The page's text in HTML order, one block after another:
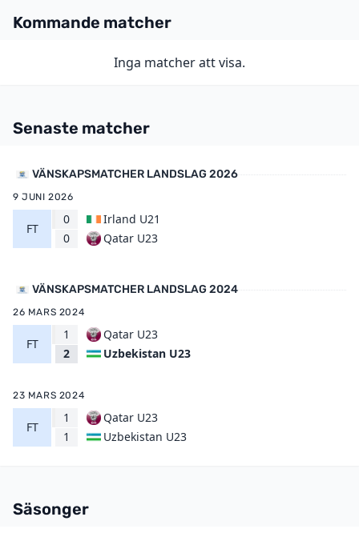
Kommande matcher
Inga matcher att visa.
Senaste matcher
VÄNSKAPSMATCHER LANDSLAG 2026
9 JUNI 2026
FT
0
0
Irland U21
Qatar U23
VÄNSKAPSMATCHER LANDSLAG 2024
26 MARS 2024
FT
1
2
Qatar U23
Uzbekistan U23
23 MARS 2024
FT
1
1
Qatar U23
Uzbekistan U23
Säsonger